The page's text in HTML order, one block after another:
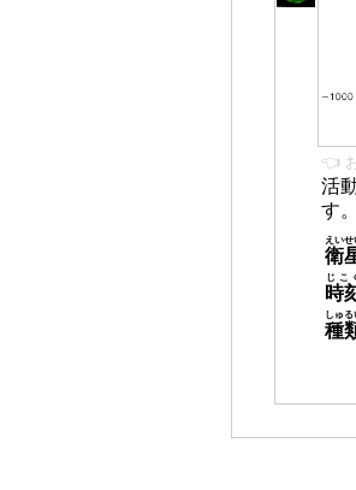
👈
活
す。
衛
えいせ
時
じこ
種
しゅる